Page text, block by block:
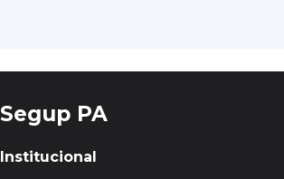
Segup PA
Institucional